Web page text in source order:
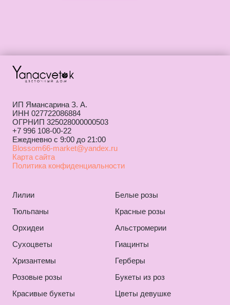
ИП Ямансарина З. А.
ИНН 027722086884
ОГРНИП 325028000000503
+7 996 108-00-22
Ежедневно с 9:00 до 21:00
Blossom66-market@yandex.ru
Карта сайта
Политика конфиденциальности
Лилии
Тюльпаны
Орхидеи
Сухоцветы
Хризантемы
Розовые розы
Красивые букеты
Белые розы
Красные розы
Альстромерии
Гиацинты
Герберы
Букеты из роз
Цветы девушке